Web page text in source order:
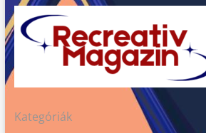
Kategóriák